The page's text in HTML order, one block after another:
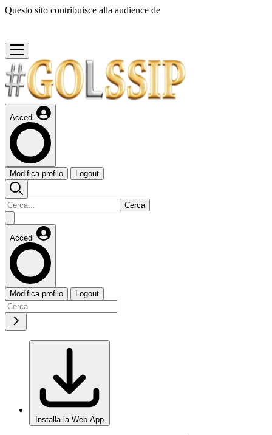
Questo sito contribuisce alla audience de
Accedi
Modifica profilo Logout
Cerca
Accedi
Modifica profilo Logout
Installa la Web App